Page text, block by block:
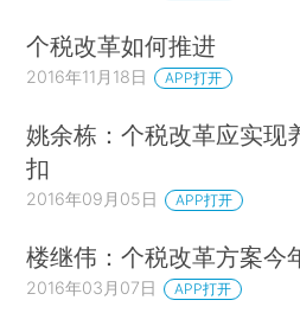
个税改革如何推进
2016年11月18日 APP打开
姚余栋：个税改革应实现
扣
2016年09月05日 APP打开
楼继伟：个税改革方案今
2016年03月07日 APP打开